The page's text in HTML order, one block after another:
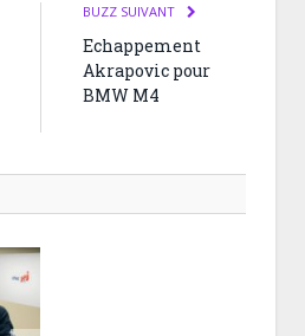
BUZZ SUIVANT
Echappement
Akrapovic pour
BMW M4